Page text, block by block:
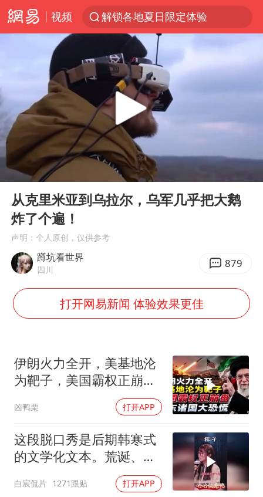
视频
解锁各地夏日限定体验
峰哥 汪海林
河南重大刑事案嫌疑人落网
黄金创今年来最大单周涨幅
白海豚将正面袭击贯穿浙江
牛津大学一纸声明甩不了锅
网传《披荆斩棘2026》名单
新疆景区自驾服务费改为按车收费
浙江台州《告全体市民书》
香港宏福苑火灾或由烟头引起
人民的健康、体质、幸福一脉相承
Play
00:00 16:42
从克里米亚到乌拉尔，乌军几乎把大鹅
炸了个遍！
声明：个人原创，仅供参考
蹲坑看世界
四川 879
打开网易新闻 体验效果更佳
伊朗火力全开，美基地沦
为靶子，美国霸权正崩
盘，中东诸国大恐慌
凶鸭栗 打开APP
这段脱口秀是后期韩寒式
的文学化文本。荒诞、激
白宸侃片 1271跟贴 打开APP